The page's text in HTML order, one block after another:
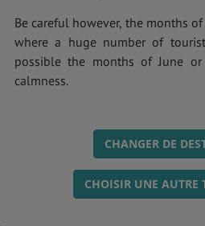
Be careful however, the months
where a huge number of
possible the months of June
calmness.
CHANGER DE
CHOISIR UNE AUTRE